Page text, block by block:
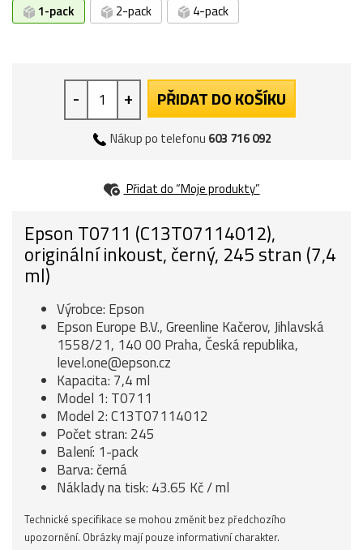
1-pack 2-pack 4-pack
- + PŘIDAT DO KOŠÍKU
Nákup po telefonu 603 716 092
Přidat do “Moje produkty”
Epson T0711 (C13T07114012),
originální inkoust, černý, 245 stran (7,4
ml)
Výrobce: Epson
Epson Europe B.V., Greenline Kačerov, Jihlavská
1558/21, 140 00 Praha, Česká republika,
level.one@epson.cz
Kapacita: 7,4 ml
Model 1: T0711
Model 2: C13T07114012
Počet stran: 245
Balení: 1-pack
Barva: černá
Náklady na tisk: 43.65 Kč / ml
Technické specifikace se mohou změnit bez předchozího
upozornění. Obrázky mají pouze informativní charakter.